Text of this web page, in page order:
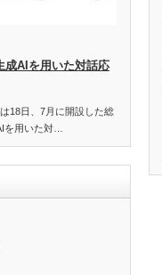
成AIを用いた対話応
18日、7月に開設した総
を用いた対…